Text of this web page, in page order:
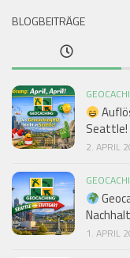
BLOGBEITRÄGE
Seattle!
2. APRIL
1. APRIL